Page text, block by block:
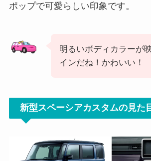
ポップで可愛らしい印象です。
明るいボディカラーが
インだね！かわいい！
新型スペーシアカスタムの見た